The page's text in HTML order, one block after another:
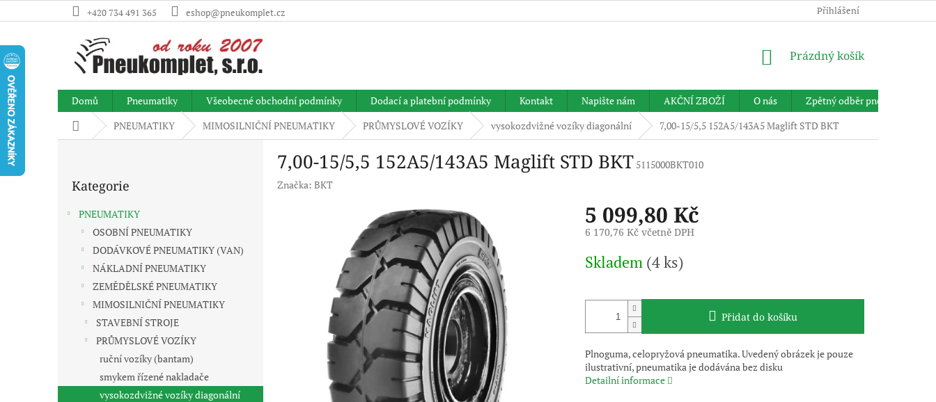
na
+420 734 491 365 eshop@pneukomplet.cz Přihlášení
NÁKUPNÍ
Prázdný košík
Domů Pneumatiky Všeobecné obchodní podmínky Dodací a platební podmínky Kontakt Napište nám AKČNÍ ZBOŽÍ O nás
Zpětný odběr pneumatik
Domů PNEUMATIKY MIMOSILNIČNÍ PNEUMATIKY PRŮMYSLOVÉ VOZÍKY vysokozdvižné vozíky diagonální 7,00-15/5,5 152A5/143A5 Maglift STD BKT
kategorie
Kategorie
PNEUMATIKY
OSOBNÍ PNEUMATIKY
DODÁVKOVÉ PNEUMATIKY (VAN)
NÁKLADNÍ PNEUMATIKY
ZEMĚDĚLSKÉ PNEUMATIKY
MIMOSILNIČNÍ PNEUMATIKY
STAVEBNÍ STROJE
PRŮMYSLOVÉ VOZÍKY
ruční vozíky (bantam)
smykem řízené nakladače
vysokozdvižné vozíky diagonální
7,00-15/5,5 152A5/143A5 Maglift STD BKT 5115000BKT010
Značka: BKT
5 099,80 Kč
6 170,76 Kč včetně DPH
cena:
Skladem (4 ks)
Přidat do košíku
Plnoguma, celopryžová pneumatika. Uvedený obrázek je pouze
ilustrativní, pneumatika je dodávána bez disku
Detailní informace